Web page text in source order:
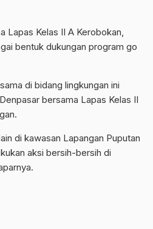
Lapas Kelas II A Kerobokan,
bentuk dukungan program go
di bidang lingkungan ini
bersama Lapas Kelas II
di kawasan Lapangan Puputan
aksi bersih-bersih di